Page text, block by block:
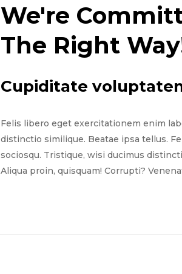
We're
The Right
Cupiditate
Felis libero eget exercitationem enim
distinctio similique. Beatae ipsa tellus.
sociosqu. Tristique, wisi ducimus
Aliqua proin, quisquam! Corrupti?